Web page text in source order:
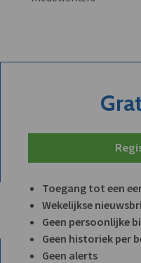
Toegang tot een
Wekelijkse
Geen persoonlijke
Geen historiek per
Geen alerts